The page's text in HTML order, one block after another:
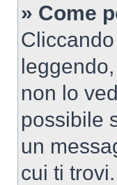
» Come
non lo
possibile
un
cui ti trovi.